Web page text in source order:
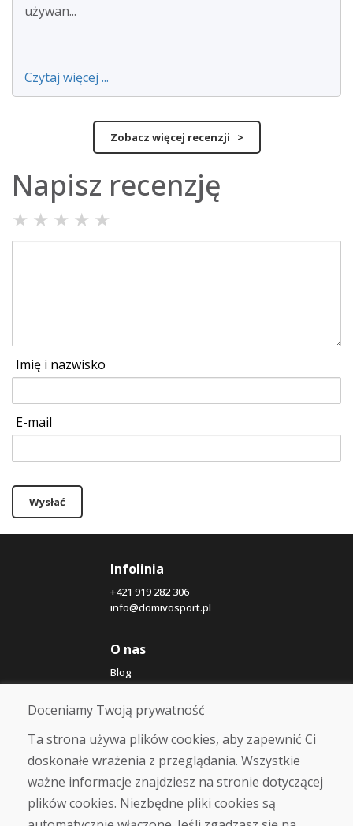
używan...
Czytaj więcej ...
Zobacz więcej recenzji >
Napisz recenzję
★ ★ ★ ★ ★
Imię i nazwisko
E-mail
Wysłać
Infolinia
+421 919 282 306
info@domivosport.pl
O nas
Blog
O nas
Sklep
Kontakt
Zakup
Sklep internetowy
Warunki handlowe
Transport
Doceniamy Twoją prywatność
Ta strona używa plików cookies, aby zapewnić Ci
doskonałe wrażenia z przeglądania. Wszystkie
ważne informacje znajdziesz na stronie dotyczącej
plików cookies. Niezbędne pliki cookies są